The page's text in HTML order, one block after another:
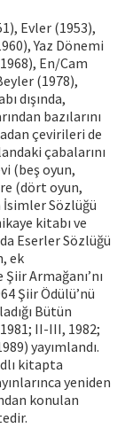
Evler (1953),
Yaz Dönemi
En/Cam
(1978),
dışında,
bazılarını
çevirileri de
çabalarını
(beş oyun,
(dört oyun,
İsimler Sözlüğü
kitabı ve
Eserler Sözlüğü
ek
Armağanı’nı
Şiir Ödülü’nü
Bütün
II-III, 1982;
yayımlandı.
kitapta
yeniden
konulan